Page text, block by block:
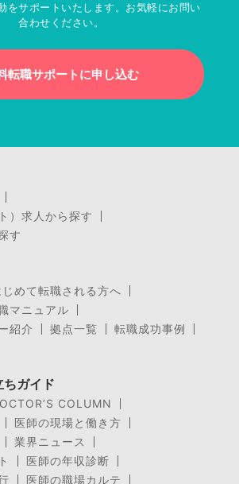
をサポートいたします。お気軽にお問い
合わせください。
転職サポートに申し込む
）求人から探す
す
じめて転職される方へ
マニュアル
紹介
拠点一覧
転職成功事例
ちガイド
COLUMN
医師の現場と働き方
業界ニュース
医師の年収診断
医師の職場カルテ